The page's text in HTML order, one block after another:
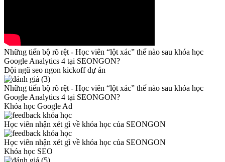
Những tiến bộ rõ rệt - Học viên “lột xác” thế nào sau khóa học
Google Analytics 4 tại SEONGON?
Đội ngũ seo ngon kickoff dự án
Những tiến bộ rõ rệt - Học viên “lột xác” thế nào sau khóa học
Google Analytics 4 tại SEONGON?
Khóa học Google Ad
Học viên nhận xét gì về khóa học của SEONGON
Học viên nhận xét gì về khóa học của SEONGON
Khóa học SEO